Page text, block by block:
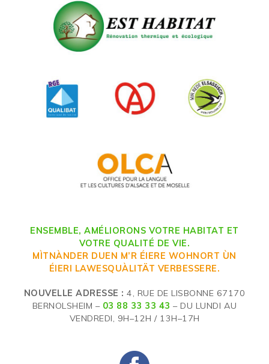
ENSEMBLE, AMÉLIORONS VOTRE HABITAT ET
VOTRE QUALITÉ DE VIE.
MÌTNÀNDER DUEN M’R ÉIERE WOHNORT ÙN
ÉIERI LAWESQUÀLITÄT VERBESSERE.
NOUVELLE ADRESSE : 4, RUE DE LISBONNE 67170
BERNOLSHEIM – 03 88 33 33 43 – DU LUNDI AU
VENDREDI, 9H–12H / 13H–17H